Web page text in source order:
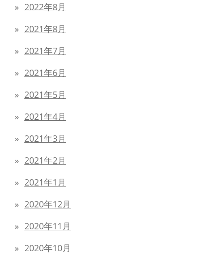
2022年8月
2021年8月
2021年7月
2021年6月
2021年5月
2021年4月
2021年3月
2021年2月
2021年1月
2020年12月
2020年11月
2020年10月